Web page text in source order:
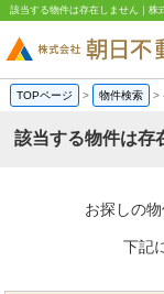
該当する物件は存在しません｜株
TOPページ > 物件検索 >
該当する物件は存
お探しの
下記